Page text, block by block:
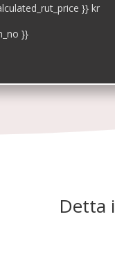
}} kr
}}
Detta